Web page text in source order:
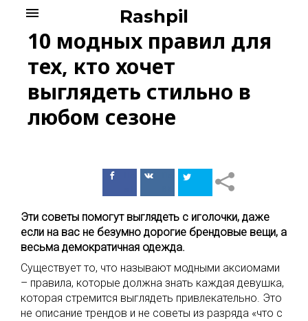
content
Rashpil
menu
10 модных правил для
тех, кто хочет
выглядеть стильно в
любом сезоне
ПоделитьсяПоделиться
Эти советы помогут выглядеть с иголочки, даже
если на вас не безумно дорогие брендовые вещи, а
весьма демократичная одежда.
Существует то, что называют модными аксиомами
– правила, которые должна знать каждая девушка,
которая стремится выглядеть привлекательно. Это
не описание трендов и не советы из разряда «что с